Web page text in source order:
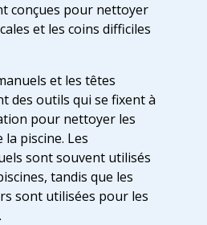
conçues pour nettoyer
et les coins difficiles
et les têtes
des outils qui se fixent à
pour nettoyer les
piscine. Les
sont souvent utilisés
tandis que les
sont utilisées pour les